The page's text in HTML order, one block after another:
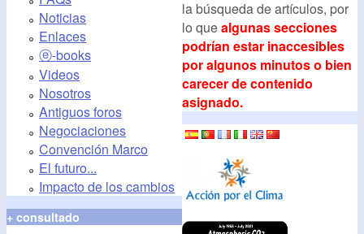
Noticias
Enlaces
ⓔ-books
Videos
Nosotros
Antiguos foros
Negociaciones
Convención Marco
El futuro...
Impacto de los cambios
+ consultado
la búsqueda de artículos, por
lo quealgunas secciones
podrían estar inaccesibles
por algunos minutos o bien
carecer de contenido
asignado.